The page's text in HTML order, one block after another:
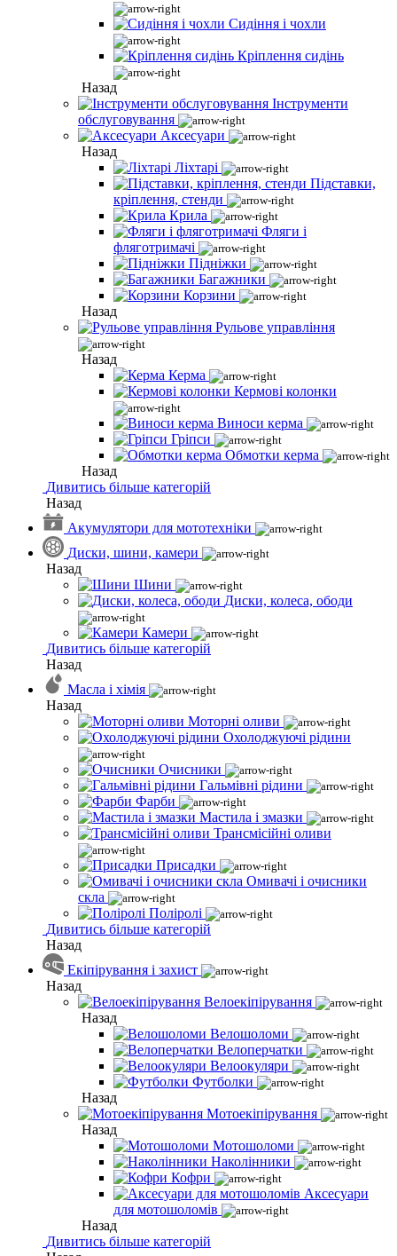
Сидіння і чохли
Кріплення сидінь
Назад
Інструменти
обслуговування
Аксесуари
Назад
Ліхтарі
Підставки,
кріплення, стенди
Крила
Фляги і
фляготримачі
Підніжки
Багажники
Корзини
Назад
Рульове управління
Назад
Керма
Кермові колонки
Виноси керма
Гріпси
Обмотки керма
Назад
Дивитись більше категорій
Назад
Акумулятори для мототехніки
Диски, шини, камери
Назад
Шини
Диски, колеса, ободи
Камери
Дивитись більше категорій
Назад
Масла і хімія
Назад
Моторні оливи
Охолоджуючі рідини
Очисники
Гальмівні рідини
Фарби
Мастила і змазки
Трансмісійні оливи
Присадки
Омивачі і очисники
скла
Поліролі
Дивитись більше категорій
Назад
Екіпірування і захист
Назад
Велоекіпірування
Назад
Велошоломи
Велоперчатки
Велоокуляри
Футболки
Назад
Мотоекіпірування
Назад
Мотошоломи
Наколінники
Кофри
Аксесуари
для мотошоломів
Назад
Дивитись більше категорій